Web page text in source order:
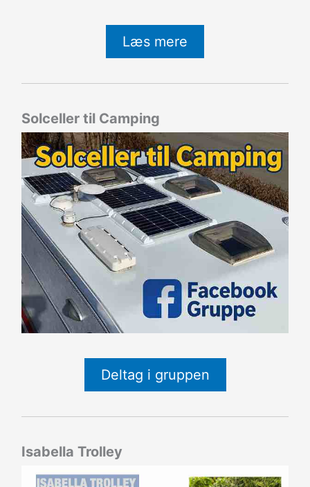
Læs mere
Solceller til Camping
Deltag i gruppen
Isabella Trolley